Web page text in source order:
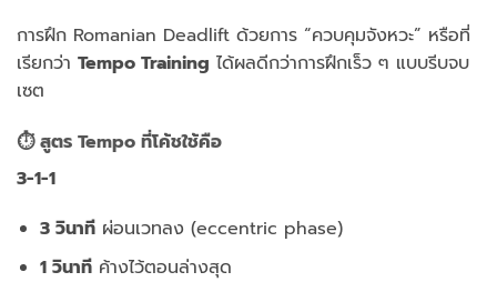
การฝึก Romanian Deadlift ด้วยการ “ควบคุมจังหวะ” หรือที่
เรียกว่า Tempo Training ได้ผลดีกว่าการฝึกเร็ว ๆ แบบรีบจบ
เซต
⏱ สูตร Tempo ที่โค้ชใช้คือ
3-1-1
3 วินาทีผ่อนเวทลง (eccentric phase)
1 วินาทีค้างไว้ตอนล่างสุด